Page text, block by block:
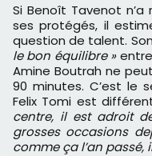
Si Benoît Tavenot
ses protégés, il
question de talent.
le bon équilibre »entre
Amine Boutrah ne
90 minutes. C’est le
Felix Tomi est
centre, il est adroit
grosses occasions
comme ça l’an